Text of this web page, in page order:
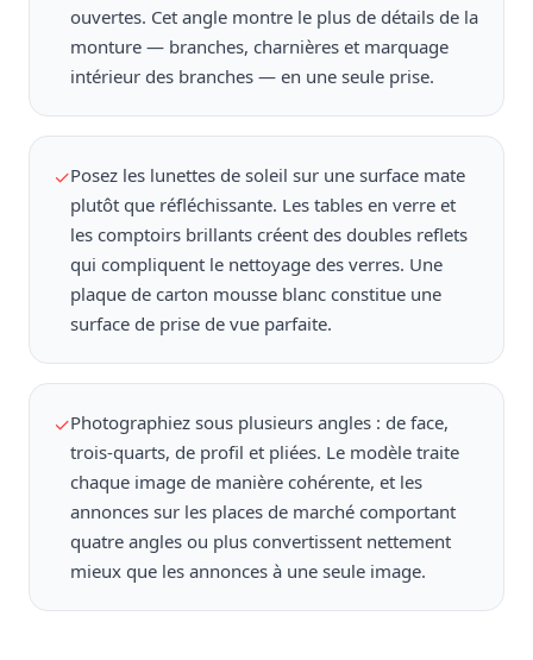
ouvertes. Cet angle montre le plus de détails de la
monture — branches, charnières et marquage
intérieur des branches — en une seule prise.
✓Posez les lunettes de soleil sur une surface mate
plutôt que réfléchissante. Les tables en verre et
les comptoirs brillants créent des doubles reflets
qui compliquent le nettoyage des verres. Une
plaque de carton mousse blanc constitue une
surface de prise de vue parfaite.
✓Photographiez sous plusieurs angles : de face,
trois-quarts, de profil et pliées. Le modèle traite
chaque image de manière cohérente, et les
annonces sur les places de marché comportant
quatre angles ou plus convertissent nettement
mieux que les annonces à une seule image.